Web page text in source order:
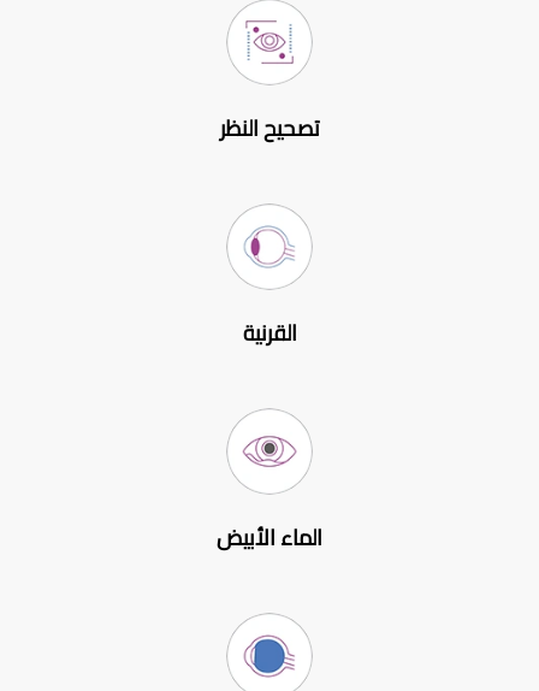
تصحيح النظر
القرنية
الماء الأبيض